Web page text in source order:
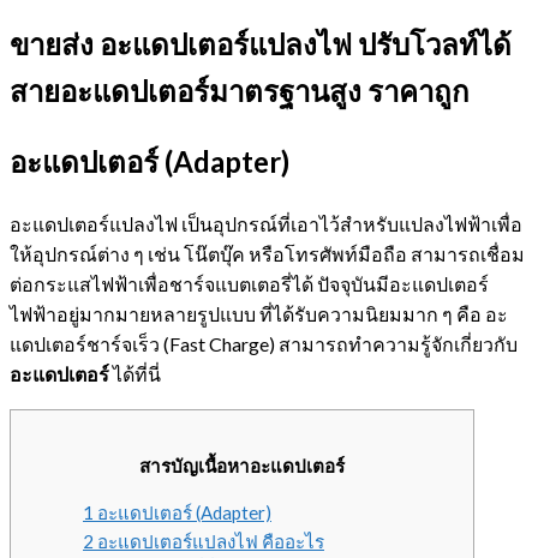
ขายส่ง อะแดปเตอร์แปลงไฟ ปรับโวลท์ได้
สายอะแดปเตอร์มาตรฐานสูง ราคาถูก
อะแดปเตอร์ (Adapter)
อะแดปเตอร์แปลงไฟ เป็นอุปกรณ์ที่เอาไว้สำหรับแปลงไฟฟ้าเพื่อ
ให้อุปกรณ์ต่าง ๆ เช่น โน๊ตบุ๊ค หรือโทรศัพท์มือถือ สามารถเชื่อม
ต่อกระแสไฟฟ้าเพื่อชาร์จแบตเตอรี่ได้ ปัจจุบันมีอะแดปเตอร์
ไฟฟ้าอยู่มากมายหลายรูปแบบ ที่ได้รับความนิยมมาก ๆ คือ อะ
แดปเตอร์ชาร์จเร็ว (Fast Charge) สามารถทำความรู้จักเกี่ยวกับ
อะแดปเตอร์ได้ที่นี่
สารบัญเนื้อหาอะแดปเตอร์
1 อะแดปเตอร์ (Adapter)
2 อะแดปเตอร์แปลงไฟ คืออะไร